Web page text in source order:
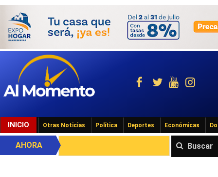
INICIO Otras Noticias Política Deportes Económicas
Buscar
AHORA